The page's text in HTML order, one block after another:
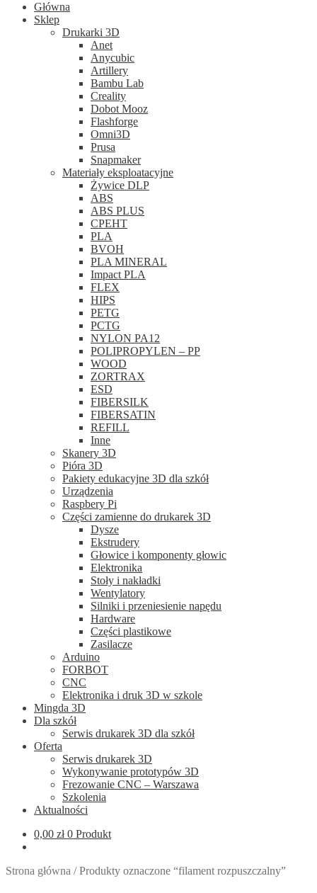
Główna
Sklep
Drukarki 3D
Anet
Anycubic
Artillery
Bambu Lab
Creality
Dobot Mooz
Flashforge
Omni3D
Prusa
Snapmaker
Materiały eksploatacyjne
Żywice DLP
ABS
ABS PLUS
CPEHT
PLA
BVOH
PLA MINERAL
Impact PLA
FLEX
HIPS
PETG
PCTG
NYLON PA12
POLIPROPYLEN – PP
WOOD
ZORTRAX
ESD
FIBERSILK
FIBERSATIN
REFILL
Inne
Skanery 3D
Pióra 3D
Pakiety edukacyjne 3D dla szkół
Urządzenia
Raspbery Pi
Części zamienne do drukarek 3D
Dysze
Ekstrudery
Głowice i komponenty głowic
Elektronika
Stoły i nakładki
Wentylatory
Silniki i przeniesienie napędu
Hardware
Części plastikowe
Zasilacze
Arduino
FORBOT
CNC
Elektronika i druk 3D w szkole
Mingda 3D
Dla szkół
Serwis drukarek 3D dla szkół
Oferta
Serwis drukarek 3D
Wykonywanie prototypów 3D
Frezowanie CNC – Warszawa
Szkolenia
Aktualności
0,00 zł 0 Produkt
Strona główna /Produkty oznaczone “filament rozpuszczalny”